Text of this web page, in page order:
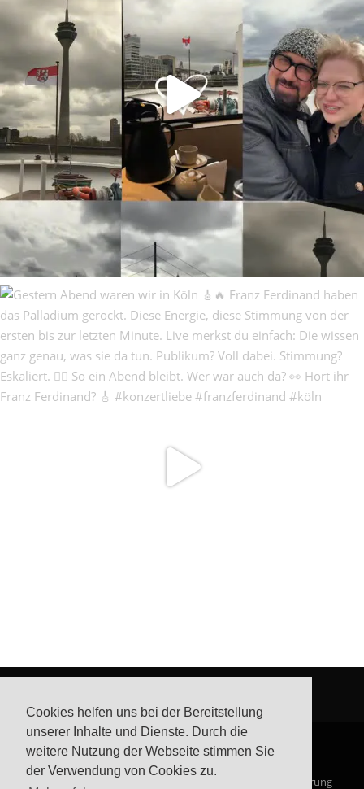
Cookies helfen uns bei der Bereitstellung
unserer Inhalte und Dienste. Durch die
weitere Nutzung der Webseite stimmen Sie
der Verwendung von Cookies zu.
© Steffis Schreibsicht 2026 Datenschutzerklärung